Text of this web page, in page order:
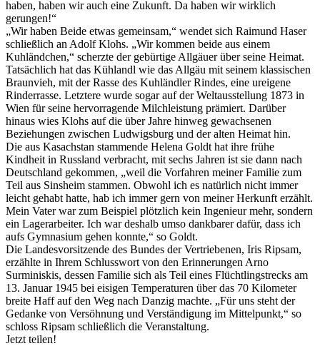
haben, haben wir auch eine Zukunft. Da haben wir wirklich
gerungen!“
„Wir haben Beide etwas gemeinsam,“ wendet sich Raimund Haser
schließlich an Adolf Klohs. „Wir kommen beide aus einem
Kuhländchen,“ scherzte der gebürtige Allgäuer über seine Heimat.
Tatsächlich hat das Kühlandl wie das Allgäu mit seinem klassischen
Braunvieh, mit der Rasse des Kuhländler Rindes, eine ureigene
Rinderrasse. Letztere wurde sogar auf der Weltausstellung 1873 in
Wien für seine hervorragende Milchleistung prämiert. Darüber
hinaus wies Klohs auf die über Jahre hinweg gewachsenen
Beziehungen zwischen Ludwigsburg und der alten Heimat hin.
Die aus Kasachstan stammende Helena Goldt hat ihre frühe
Kindheit in Russland verbracht, mit sechs Jahren ist sie dann nach
Deutschland gekommen, „weil die Vorfahren meiner Familie zum
Teil aus Sinsheim stammen. Obwohl ich es natürlich nicht immer
leicht gehabt hatte, hab ich immer gern von meiner Herkunft erzählt.
Mein Vater war zum Beispiel plötzlich kein Ingenieur mehr, sondern
ein Lagerarbeiter. Ich war deshalb umso dankbarer dafür, dass ich
aufs Gymnasium gehen konnte,“ so Goldt.
Die Landesvorsitzende des Bundes der Vertriebenen, Iris Ripsam,
erzählte in Ihrem Schlusswort von den Erinnerungen Arno
Surminiskis, dessen Familie sich als Teil eines Flüchtlingstrecks am
13. Januar 1945 bei eisigen Temperaturen über das 70 Kilometer
breite Haff auf den Weg nach Danzig machte. „Für uns steht der
Gedanke von Versöhnung und Verständigung im Mittelpunkt,“ so
schloss Ripsam schließlich die Veranstaltung.
Jetzt teilen!